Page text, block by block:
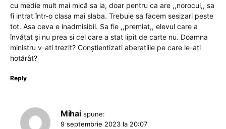
cu medie mult mai mică sa ia, doar pentru ca are ,,norocul,, sa
fi intrat într-o clasa mai slaba. Trebuie sa facem sesizari peste
tot. Asa ceva e inadmisibil. Sa fie ,,premiat,, elevul care a
învățat și nu prea si cel care a stat lipit de carte nu. Doamna
ministru v-ati trezit? Conștientizati aberațiile pe care le-ați
hotărât?
Reply
Mihai spune:
9 septembrie 2023 la 20:07